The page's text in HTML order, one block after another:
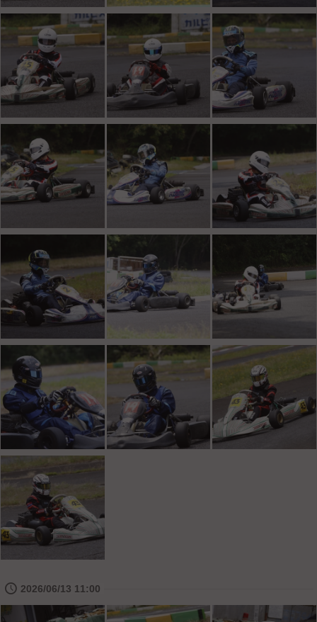
🕔 2026/06/13 11:00